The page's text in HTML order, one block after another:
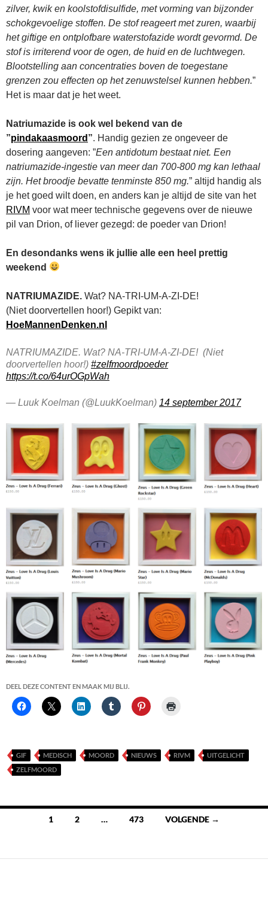
zilver, kwik en koolstofdisulfide, met vorming van bijzonder
schokgevoelige stoffen. De stof reageert met zuren, waarbij
het giftige en ontplofbare waterstofazide wordt gevormd. De
stof is irriterend voor de ogen, de huid en de luchtwegen.
Blootstelling aan concentraties boven de toegestane
grenzen zou effecten op het zenuwstelsel kunnen hebben.”
Het is maar dat je het weet.
Natriumazide is ook wel bekend van de
”pindakaasmoord ”. Handig gezien ze ongeveer de
dosering aangeven: ”Een antidotum bestaat niet. Een
natriumazide-ingestie van meer dan 700-800 mg kan lethaal
zijn. Het broodje bevatte tenminste 850 mg.” altijd handig als
je het goed wilt doen, en anders kan je altijd de site van het
RIVM voor wat meer technische gegevens over de nieuwe
pil van Drion, of liever gezegd: de poeder van Drion!
En desondanks wens ik jullie alle een heel prettig
weekend
NATRIUMAZIDE. Wat? NA-TRI-UM-A-ZI-DE!
(Niet doorvertellen hoor!) Gepikt van:
HoeMannenDenken.nl
NATRIUMAZIDE. Wat? NA-TRI-UM-A-ZI-DE! (Niet
doorvertellen hoor!) #zelfmoordpoeder
https://t.co/64urOGpWah
— Luuk Koelman (@LuukKoelman) 14 september 2017
DEEL DEZE CONTENT EN MAAK MIJ BLIJ.
GIF MEDISCH MOORD NIEUWS RIVM
UITGELICHT
ZELFMOORD
Berichten
1 2 … 473 VOLGENDE →